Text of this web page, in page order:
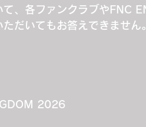
、各ファンクラブやFNC
だいてもお答えできません
2026